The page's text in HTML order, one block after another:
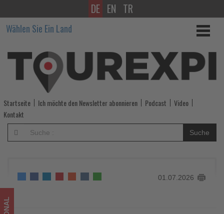
Besondere
Festtage
auf
See:
Hapag-
Lloyd
präsentiert
und
Silvesterreisen
DE EN TR
Wählen Sie Ein Land
Startseite Ich möchte den Newsletter abonnieren Podcast
Video
Kontakt
Suche
01.07.2026